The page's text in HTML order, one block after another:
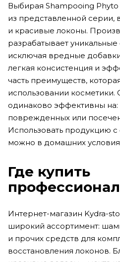
Выбирая Shampooing
из представленной серии,
и красивые локоны.
разрабатывает
исключая вредные
легкая консистенция и
часть преимуществ,
использовании косметики.
одинаково эффективны на:
поврежденных или
Использовать продукцию
можно в домашних
Где купить
Интернет-магазин Kydra-
широкий ассортимент:
и прочих средств для
восстановления локонов.